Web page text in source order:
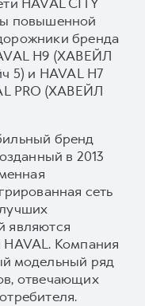
повышенной
бренда
H9 (ХАВЕЙЛ
5) и HAVAL H7
PRO (ХАВЕЙЛ
бренд
в 2013
сеть
являются
Компания
модельный ряд
отвечающих